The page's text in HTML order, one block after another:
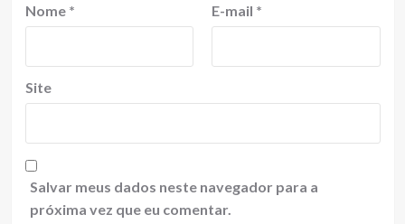
Nome * E-mail *
Site
Salvar meus dados neste navegador para a
próxima vez que eu comentar.